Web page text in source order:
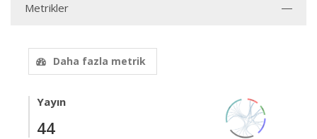
Metrikler
Daha fazla metrik
Yayın
44